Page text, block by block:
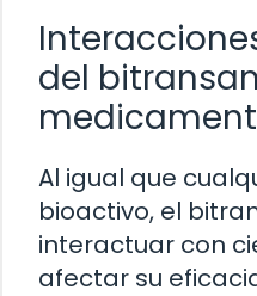
del
Al igual que
bioactivo, el
interactuar con
afectar su